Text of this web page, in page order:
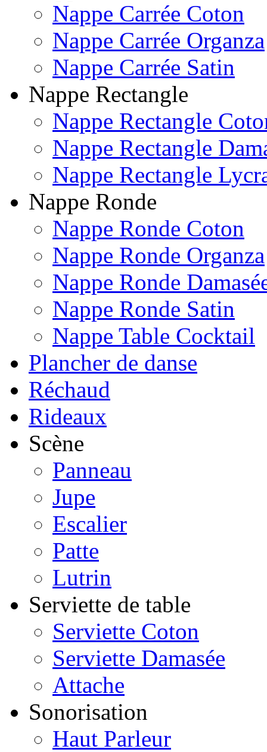
Nappe Carrée Coton
Nappe Carrée Organza
Nappe Carrée Satin
Nappe Rectangle
Nappe Rectangle
Nappe Rectangle
Nappe Rectangle
Nappe Ronde
Nappe Ronde Coton
Nappe Ronde Organza
Nappe Ronde
Nappe Ronde Satin
Nappe Table Cocktail
Plancher de danse
Réchaud
Rideaux
Scène
Panneau
Jupe
Escalier
Patte
Lutrin
Serviette de table
Serviette Coton
Serviette Damasée
Attache
Sonorisation
Haut Parleur